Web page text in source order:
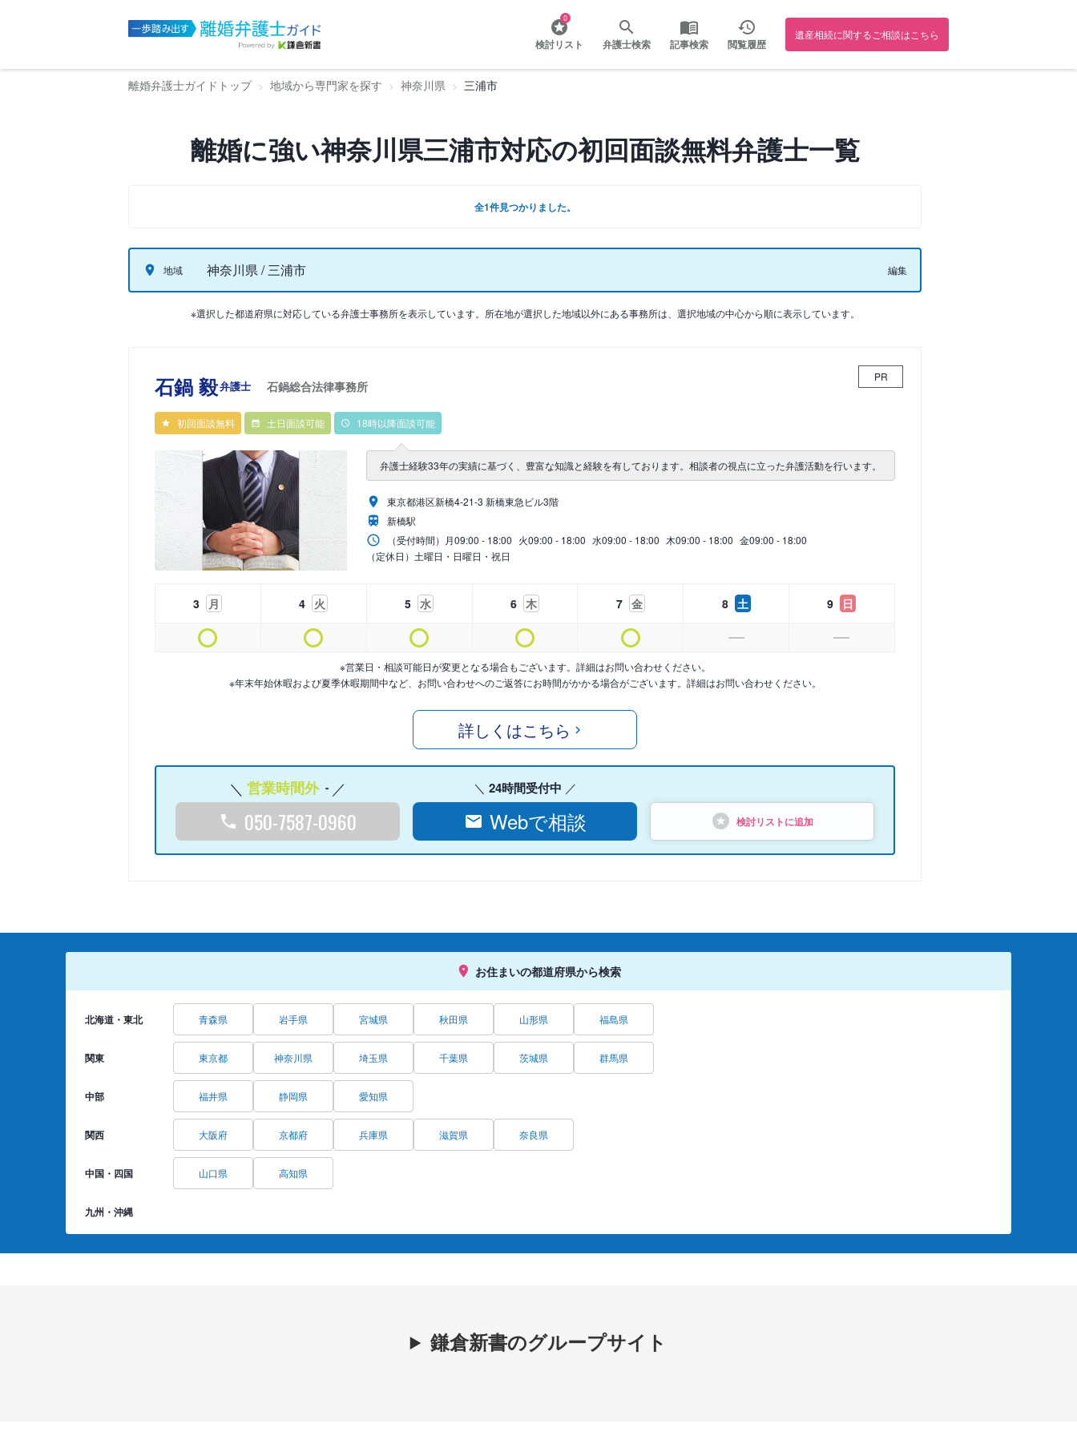
0
検討リスト 弁護士検索 記事検索 閲覧履歴
遺産相続に関するご相談はこちら
離婚弁護士ガイドトップ 地域から専門家を探す 神奈川県 三浦市
離婚に強い神奈川県三浦市対応の初回面談無料弁護士一覧
全1件見つかりました。
地域 神奈川県 / 三浦市 編集
※選択した都道府県に対応している弁護士事務所を表示しています。所在地が選択した地域以外にある事務所は、選択地域の中心から順に表示しています。
石鍋 毅弁護士 石鍋総合法律事務所
PR
初回面談無料 土日面談可能 18時以降面談可能
弁護士経験33年の実績に基づく、豊富な知識と経験を有しております。相談者の視点に立った弁護活動を行います。
東京都港区新橋4-21-3 新橋東急ビル3階
新橋駅
（受付時間） 月09:00 - 18:00 火09:00 - 18:00 水09:00 - 18:00 木09:00 - 18:00 金09:00 - 18:00
（定休日）土曜日・日曜日・祝日
3 月 4 火 5 水 6 木 7 金 8 土 9 日
※営業日・相談可能日が変更となる場合もございます。詳細はお問い合わせください。
※年末年始休暇および夏季休暇期間中など、お問い合わせへのご返答にお時間がかかる場合がございます。詳細はお問い合わせください。
詳しくはこちら
営業時間外 -
050-7587-0960
24時間受付中
Webで相談 検討リストに追加
お住まいの都道府県から検索
北海道・東北 青森県 岩手県 宮城県 秋田県 山形県 福島県
関東 東京都 神奈川県 埼玉県 千葉県 茨城県 群馬県
中部 福井県 静岡県 愛知県
関西 大阪府 京都府 兵庫県 滋賀県 奈良県
中国・四国 山口県 高知県
九州・沖縄
鎌倉新書のグループサイト